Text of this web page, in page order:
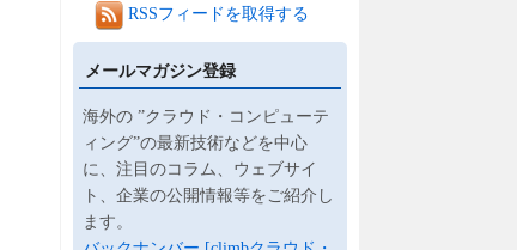
RSSフィードを取得する
メールマガジン登録
海外の ”クラウド・コンピューテ
ィング”の最新技術などを中心
に、注目のコラム、ウェブサイ
ト、企業の公開情報等をご紹介し
ます。